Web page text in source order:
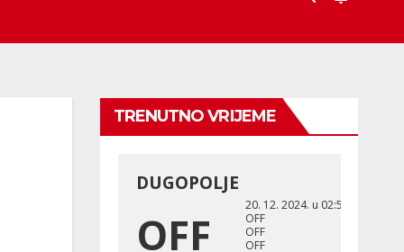
TRENUTNO VRIJEME